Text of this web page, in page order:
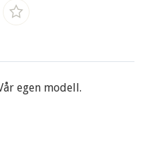
egen modell.